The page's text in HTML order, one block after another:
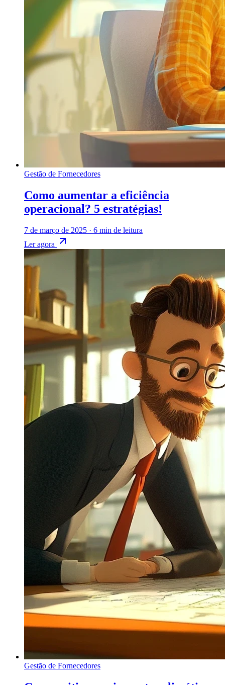
Gestão de Fornecedores
Como aumentar a eficiência
operacional? 5 estratégias!
7 de março de 2025 · 6 min de leitura
Ler agora
Gestão de Fornecedores